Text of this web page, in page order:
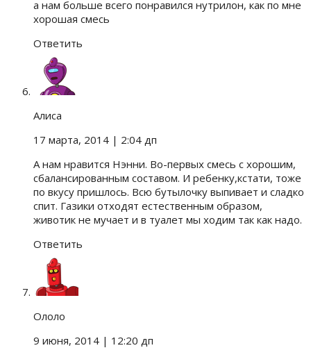
а нам больше всего понравился нутрилон, как по мне
хорошая смесь
Ответить
Алиса
17 марта, 2014 | 2:04 дп
А нам нравится Нэнни. Во-первых смесь с хорошим,
сбалансированным составом. И ребенку,кстати, тоже
по вкусу пришлось. Всю бутылочку выпивает и сладко
спит. Газики отходят естественным образом,
животик не мучает и в туалет мы ходим так как надо.
Ответить
Ололо
9 июня, 2014 | 12:20 дп